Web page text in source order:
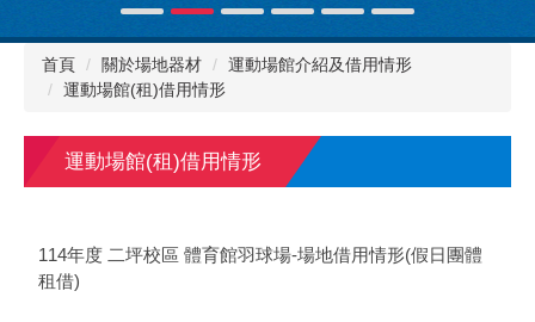
首頁 關於場地器材
運動場館介紹及借用情形
運動場館(租)借用情形
運動場館(租)借用情形
114年度 二坪校區 體育館羽球場-場地借用情形(假日團體
租借)